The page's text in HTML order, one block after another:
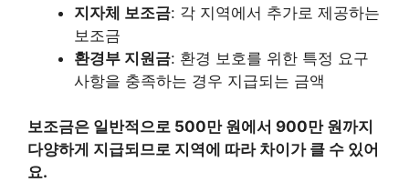
지자체 보조금: 각 지역에서 추가로 제공하는
보조금
환경부 지원금: 환경 보호를 위한 특정 요구
사항을 충족하는 경우 지급되는 금액
보조금은 일반적으로 500만 원에서 900만 원까지
다양하게 지급되므로 지역에 따라 차이가 클 수 있어
요.